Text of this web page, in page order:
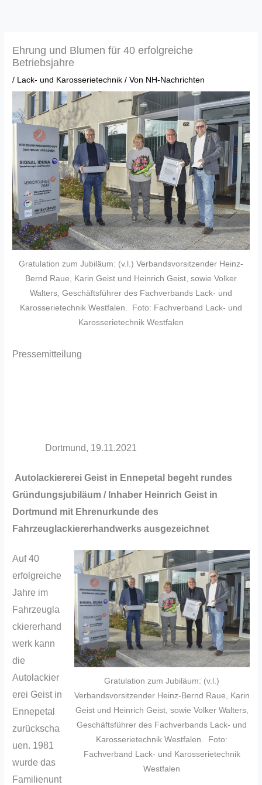
Ehrung und Blumen für 40 erfolgreiche
Betriebsjahre
/ Lack- und Karosserietechnik / Von NH-Nachrichten
Gratulation zum Jubiläum: (v.l.) Verbandsvorsitzender Heinz-
Bernd Raue, Karin Geist und Heinrich Geist, sowie Volker
Walters, Geschäftsführer des Fachverbands Lack- und
Karosserietechnik Westfalen. Foto: Fachverband Lack- und
Karosserietechnik Westfalen
Pressemitteilung
Dortmund, 19.11.2021
Autolackiererei Geist in Ennepetal begeht rundes
Gründungsjubiläum / Inhaber Heinrich Geist in
Dortmund mit Ehrenurkunde des
Fahrzeuglackiererhandwerks ausgezeichnet
Gratulation zum Jubiläum: (v.l.)
Verbandsvorsitzender Heinz-Bernd Raue, Karin
Geist und Heinrich Geist, sowie Volker Walters,
Geschäftsführer des Fachverbands Lack- und
Karosserietechnik Westfalen. Foto:
Fachverband Lack- und Karosserietechnik
Westfalen
Auf 40
erfolgreiche
Jahre im
Fahrzeugla
ckiererhand
werk kann
die
Autolackier
erei Geist in
Ennepetal
zurückscha
uen. 1981
wurde das
Familienunt